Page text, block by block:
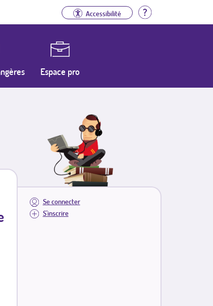
Accessibilité Aide
Espace pro
Se connecter
S'inscrire